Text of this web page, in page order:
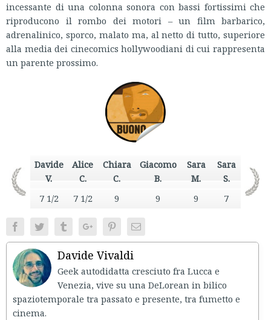
incessante di una colonna sonora con bassi fortissimi che
riproducono il rombo dei motori – un film barbarico,
adrenalinico, sporco, malato ma, al netto di tutto, superiore
alla media dei cinecomics hollywoodiani di cui rappresenta
un parente prossimo.
Davide
V.
Alice
C.
Chiara
C.
Giacomo
B.
Sara
M.
Sara
S.
7 1/2
7 1/2 9 9 9 7
FacebookTwitter TumblrGoogle+PinterestEmail
Davide Vivaldi
Geek autodidatta cresciuto fra Lucca e
Venezia, vive su una DeLorean in bilico
spaziotemporale tra passato e presente, tra fumetto e
cinema.